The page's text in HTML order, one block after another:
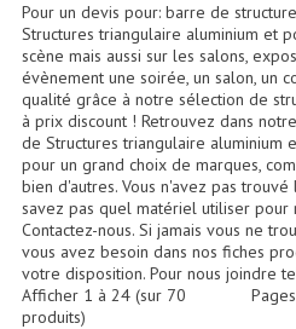
Accessoires Pieds
Accessoires
Accessoires Micro,
Cellule
Pour un devis pour: barre de
Structures triangulaire aluminium et
scène mais aussi sur les salons,
évènement une soirée, un salon, un
qualité grâce à notre sélection de
à prix discount ! Retrouvez dans
de Structures triangulaire aluminium
pour un grand choix de marques,
bien d'autres. Vous n'avez pas
savez pas quel matériel utiliser
Contactez-nous. Si jamais vous ne
vous avez besoin dans nos fiches
votre disposition. Pour nous joindre
Afficher 1 à 24(sur 70
produits)